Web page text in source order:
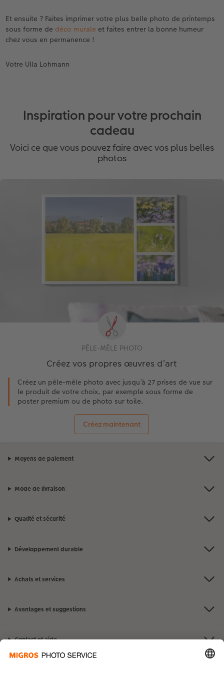
Et ensuite ? Faites imprimer votre plus belle photo de printemps
sous forme de déco murale et faites entrer la bonne humeur
chez vous en permanence !
Votre Ulla Lohmann
Inspiration pour votre prochain
cadeau
Voici ce que vous pouvez faire avec vos plus belles
photos
PÊLE-MÊLE PHOTO
Créez vos propres œuvres d’art
Créez un pêle-mêle photo avec jusqu’à 27 prises de vue sur
le produit de votre choix, par exemple sous forme de
poster premium ou de photo sur toile.
Créez maintenant
Moyens de paiement
Mode de livraison
Qualité et sécurité
Développement durable
Achats et services
Avantages et suggestions
Contact et aide